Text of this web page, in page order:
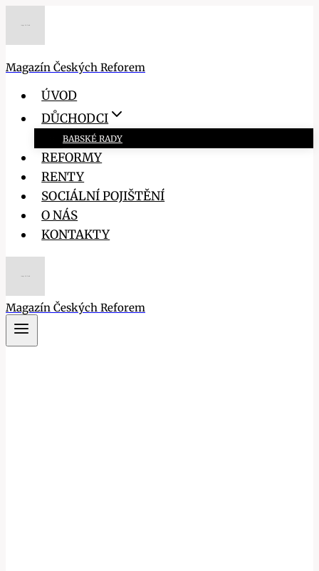
Magazín Českých Reforem
ÚVOD
DŮCHODCI
BABSKÉ RADY
REFORMY
RENTY
SOCIÁLNÍ POJIŠTĚNÍ
O NÁS
KONTAKTY
Magazín Českých Reforem